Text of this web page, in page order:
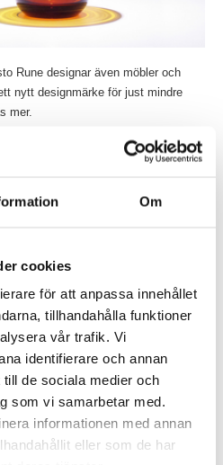
Om
cookies
för att anpassa innehållet
tillhandahålla funktioner
vår trafik. Vi
identifierare och annan
de sociala medier och
som vi samarbetar med.
informationen med annan
eller som de har
Rune designar även möbler och
nytt designmärke för just mindre
mer.
Övrigt.
Award för tapeten Blur, med design